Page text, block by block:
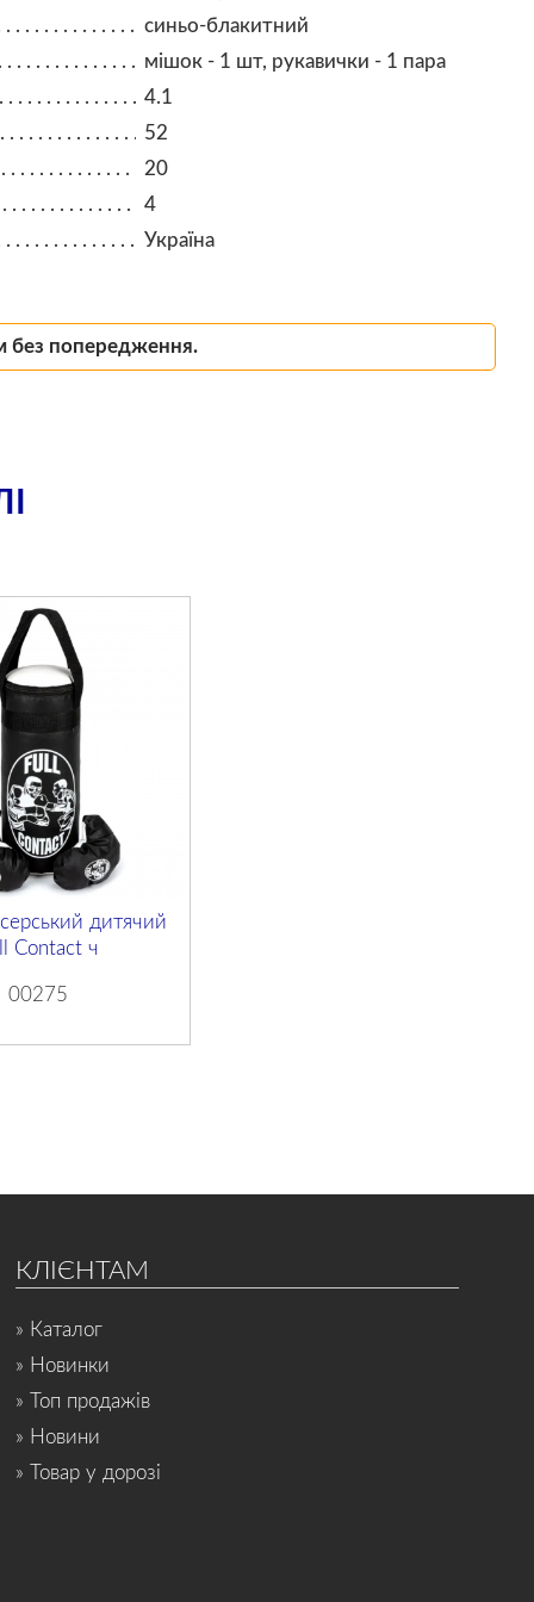
синьо-блакитний
мішок - 1 шт, рукавички - 1 пара
4.1
52
20
4
Україна
без попередження.
дитячий
Contact ч
00275
КЛІЄНТАМ
» Каталог
» Новинки
» Топ продажів
» Новини
» Товар у дорозі